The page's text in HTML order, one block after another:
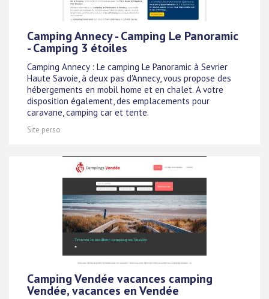
Camping Annecy - Camping Le Panoramic
- Camping 3 étoiles
Camping Annecy : Le camping Le Panoramic à Sevrier
Haute Savoie, à deux pas d'Annecy, vous propose des
hébergements en mobil home et en chalet. A votre
disposition également, des emplacements pour
caravane, camping car et tente.
Site perso
Camping Vendée vacances camping
Vendée, vacances en Vendée